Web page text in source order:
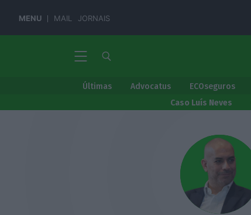
MENU MAIL JORNAIS
Últimas Advocatus ECOseguros
Caso Luís Neves